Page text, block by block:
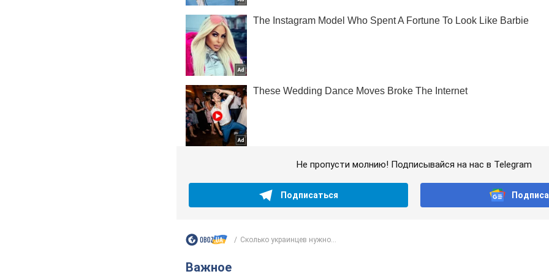
Не пропусти молнию! Подписывайся на нас в Telegram
Подписаться
Сколько украинцев нужно...
Важное